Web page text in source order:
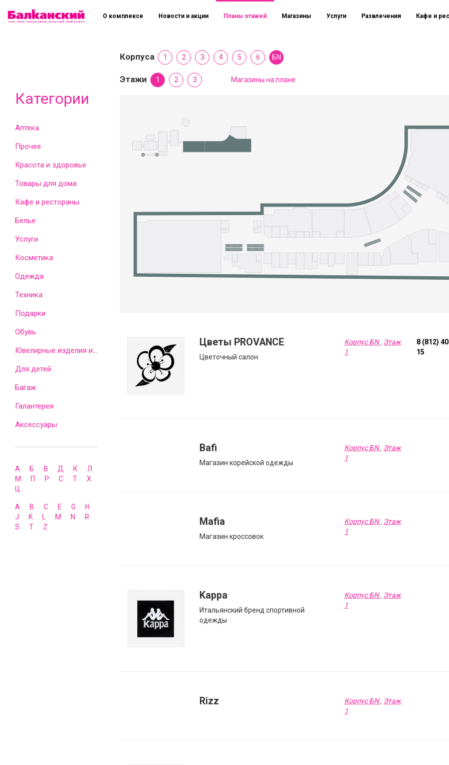
Категории
Аптека
Прочее
Красота и здоровье
Товары для дома
Кафе и рестораны
Белье
Услуги
Косметика
Одежда
Техника
Подарки
Обувь
Для детей
Багаж
Галантерея
Аксессуары
А Б В Д К
Л
М
П Р С Т
Х
Ц
A B C E G
H
J
K L M N
R
S
T Z
О комплексе Новости и акции Планы этажей Магазины Услуги Развлечения Кафе и
Корпуса 1 2 3 4 5 6 БN
Этажи 1 2 3 Магазины на плане
Цветы PROVANCE
Цветочный салон
Корпус БN, Этаж
1
8 (812)
15
Bafi
Магазин корейской одежды
Корпус БN, Этаж
1
Mafia
Магазин кроссовок
Корпус БN, Этаж
1
Kappa
Итальянский бренд спортивной
одежды
Корпус БN, Этаж
1
Rizz Корпус БN, Этаж
1